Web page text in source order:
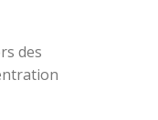
des